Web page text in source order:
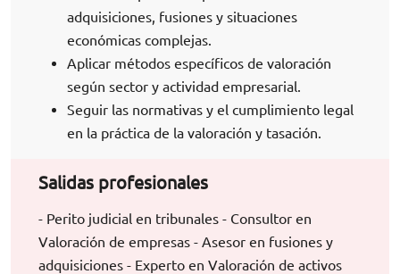
adquisiciones, fusiones y situaciones
económicas complejas.
Aplicar métodos específicos de valoración
según sector y actividad empresarial.
Seguir las normativas y el cumplimiento legal
en la práctica de la valoración y tasación.
Salidas profesionales
- Perito judicial en tribunales - Consultor en
Valoración de empresas - Asesor en fusiones y
adquisiciones - Experto en Valoración de activos